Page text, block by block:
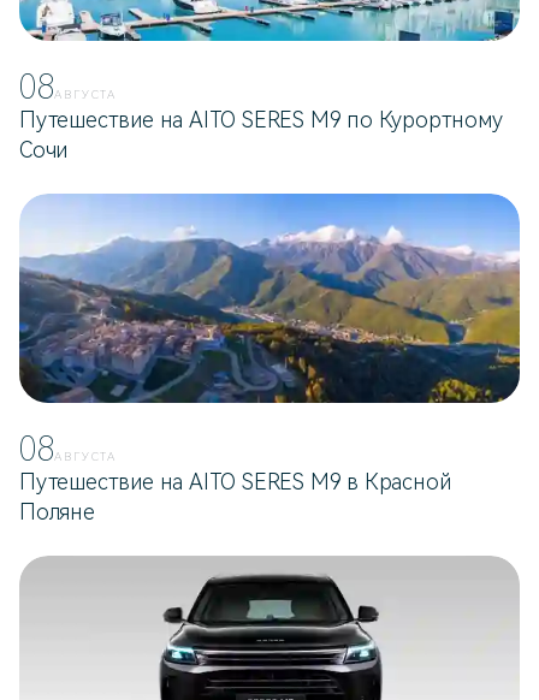
08АВГУСТА
Путешествие на AITO SERES M9 по Курортному
Сочи
08АВГУСТА
Путешествие на AITO SERES M9 в Красной
Поляне